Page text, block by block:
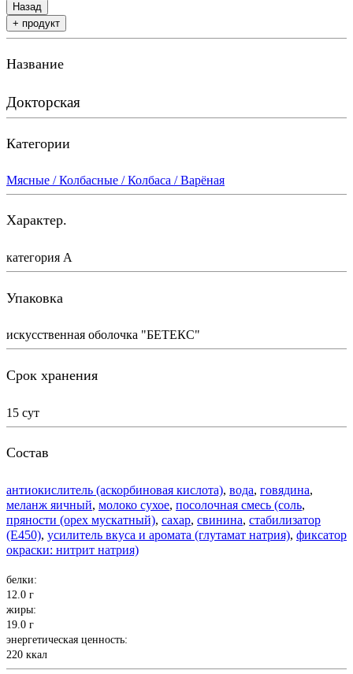
Назад
+ продукт
Название
Докторская
Категории
Мясные / Колбасные / Колбаса / Варёная
Характер.
категория А
Упаковка
искусственная оболочка "БЕТЕКС"
Срок хранения
15 сут
Состав
антиокислитель (аскорбиновая кислота), вода, говядина,
меланж яичный, молоко сухое, посолочная смесь (соль,
пряности (орех мускатный), сахар, свинина, стабилизатор
(Е450), усилитель вкуса и аромата (глутамат натрия), фиксатор
окраски: нитрит натрия)
белки:
12.0 г
жиры:
19.0 г
энергетическая ценность:
220 ккал